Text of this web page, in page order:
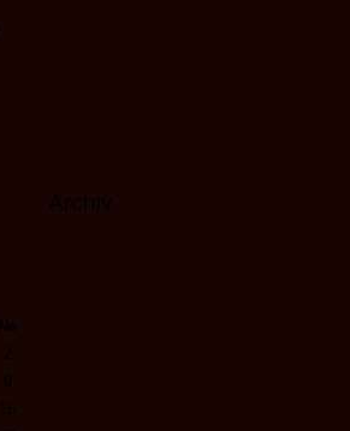
Archiv
Ne
2